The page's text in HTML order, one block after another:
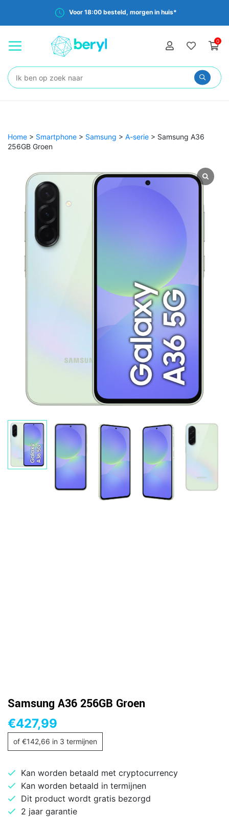
Voor 18:00 besteld, morgen in huis*
0
Zoeken:
Home > Smartphone > Samsung > A-serie > Samsung A36
256GB Groen
Samsung A36 256GB Groen
€427,99
of €142,66 in 3 termijnen
Kan worden betaald met cryptocurrency
Kan worden betaald in termijnen
Dit product wordt gratis bezorgd
2 jaar garantie